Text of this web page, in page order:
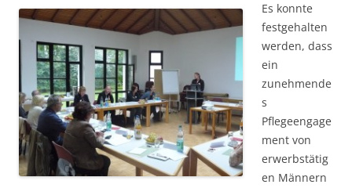
Es konnte
festgehalten
werden, dass
ein
zunehmende
s
Pflegeengage
ment von
erwerbstätig
en Männern